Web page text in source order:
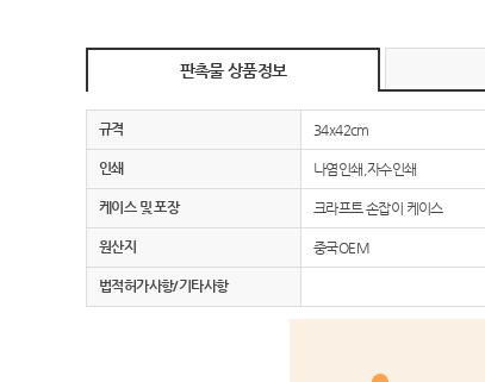
판촉물 상품정보
규격 34x42cm
인쇄 나염인쇄,자수인쇄
케이스 및 포장 크라프트 손잡이 케이스
원산지 중국OEM
법적허가사항/기타사항